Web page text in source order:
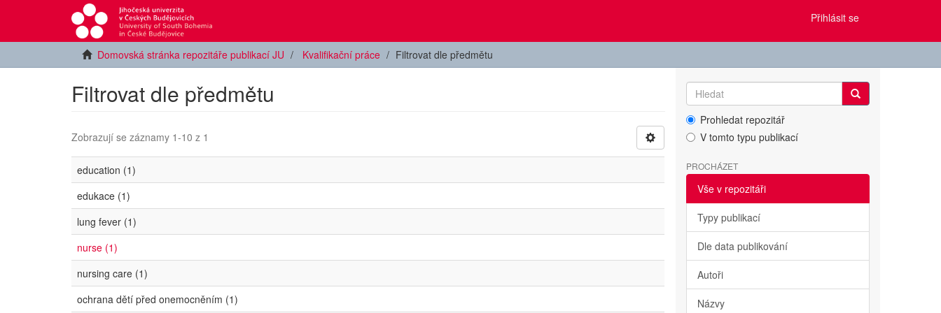
Přihlásit se
Domovská stránka repozitáře publikací JU Kvalifikační práce Filtrovat dle předmětu
Filtrovat dle předmětu
Zobrazují se záznamy 1-10 z 1
education (1)
edukace (1)
lung fever (1)
nurse (1)
nursing care (1)
ochrana dětí před onemocněním (1)
Prohledat repozitář
V tomto typu publikací
PROCHÁZET
Vše v repozitáři
Typy publikací
Dle data publikování
Autoři
Názvy